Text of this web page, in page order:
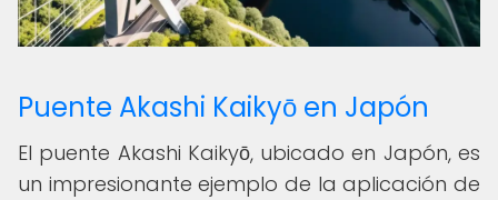
Puente Akashi Kaikyō en Japón
El puente Akashi Kaikyō, ubicado en Japón, es
un impresionante ejemplo de la aplicación de